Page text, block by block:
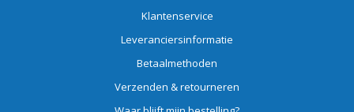
Klantenservice
Leveranciersinformatie
Betaalmethoden
Verzenden & retourneren